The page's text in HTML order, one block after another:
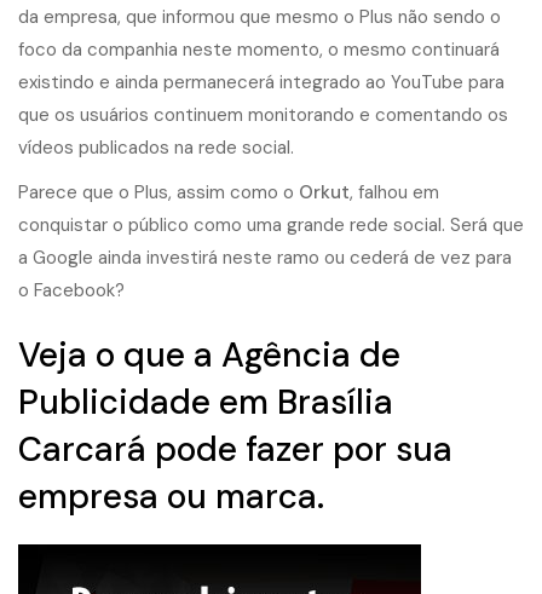
da empresa, que informou que mesmo o Plus não sendo o
foco da companhia neste momento, o mesmo continuará
existindo e ainda permanecerá integrado ao YouTube para
que os usuários continuem monitorando e comentando os
vídeos publicados na rede social.
Parece que o Plus, assim como o Orkut, falhou em
conquistar o público como uma grande rede social. Será que
a Google ainda investirá neste ramo ou cederá de vez para
o Facebook?
Veja o que a Agência de
Publicidade em Brasília
Carcará pode fazer por sua
empresa ou marca.